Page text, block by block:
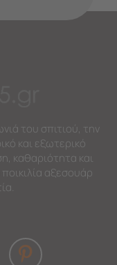
του σπιτιού, την
και εξωτερικό
καθαριότητα και
αξεσουάρ